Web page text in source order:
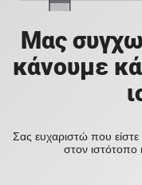
Μας
κάνουμε
Σας ευχαριστώ που είστε
στον ιστότοπο